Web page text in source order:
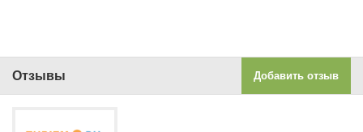
Отзывы Добавить отзыв